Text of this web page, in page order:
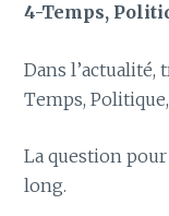
4-Temps,
Dans l’actualité,
Temps,
La question
long.